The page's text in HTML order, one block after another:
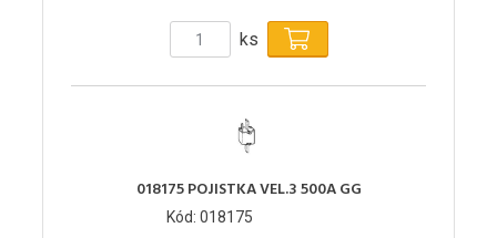
ks
018175 POJISTKA VEL.3 500A GG
Kód: 018175